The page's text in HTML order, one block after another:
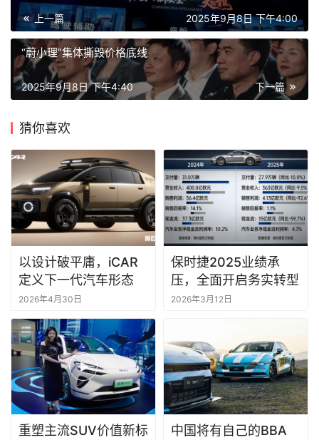
上一篇 2025年9月8日 下午4:00
“蔚小理”集体撕毁价格底线
下一篇
2025年9月8日 下午4:40
猜你喜欢
以设计破平庸，iCAR
定义下一代汽车形态
2026年4月30日
保时捷2025业绩承
压，全面开启务实转型
2026年3月12日
重塑主流SUV价值新标
中国将有自己的BBA